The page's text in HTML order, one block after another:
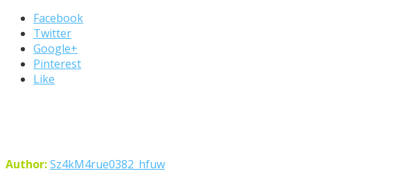
Facebook
Twitter
Google+
Pinterest
Like
Author:Sz4kM4rue0382_hfuw